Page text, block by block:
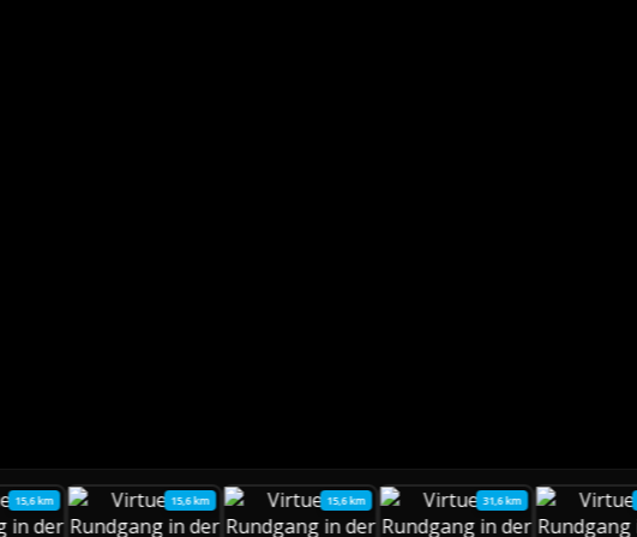
15,6 km 15,6 km 15,6 km 31,6 km